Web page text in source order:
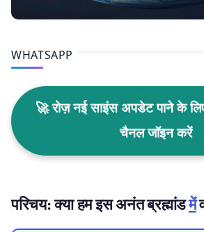
WHATSAPP
🚀 रोज़ नई साइंस अपडेट पाने के
चैनल जॉइन करें
परिचय: क्या हम इस अनंत ब्रह्मांडमें